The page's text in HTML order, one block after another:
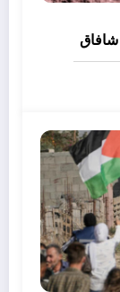
شافاق